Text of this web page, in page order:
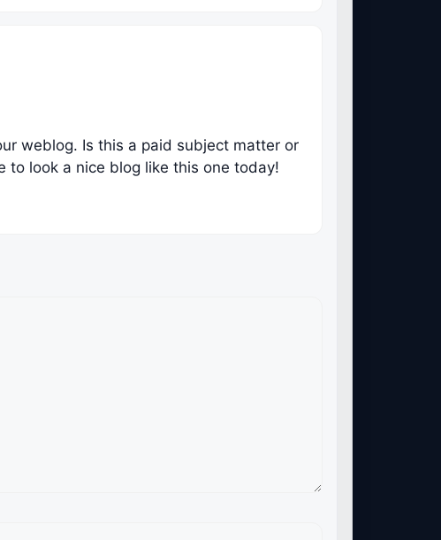
weblog. Is this a paid subject matter or
to look a nice blog like this one today!